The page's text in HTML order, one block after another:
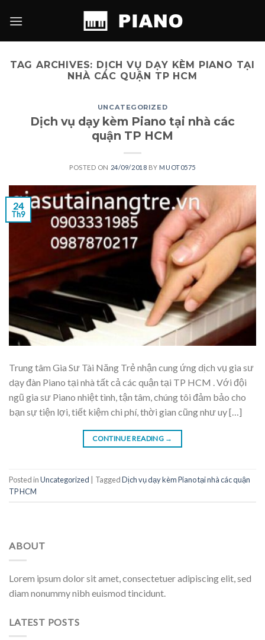
TAG ARCHIVES: DỊCH VỤ DẠY KÈM PIANO TẠI
NHÀ CÁC QUẬN TP HCM
UNCATEGORIZED
Dịch vụ dạy kèm Piano tại nhà các
quận TP HCM
POSTED ON 24/09/2018 BY MUOT0575
24
Th9
Trung tâm Gia Sư Tài Năng Trẻ nhận cung ứng dịch vụ gia sư
dạy đàn Piano tại nhà tất cả các quận tại TP HCM . Với đội
ngũ gia sư Piano nhiệt tình, tận tâm, chúng tôi đảm bảo cho
bạn sự tiện lợi, tiết kiệm chi phí, thời gian cũng như uy […]
CONTINUE READING →
Posted inUncategorized TaggedDịch vụ dạy kèm Piano tại nhà các quận
TP HCM
ABOUT
Lorem ipsum dolor sit amet, consectetuer adipiscing elit, sed
diam nonummy nibh euismod tincidunt.
LATEST POSTS